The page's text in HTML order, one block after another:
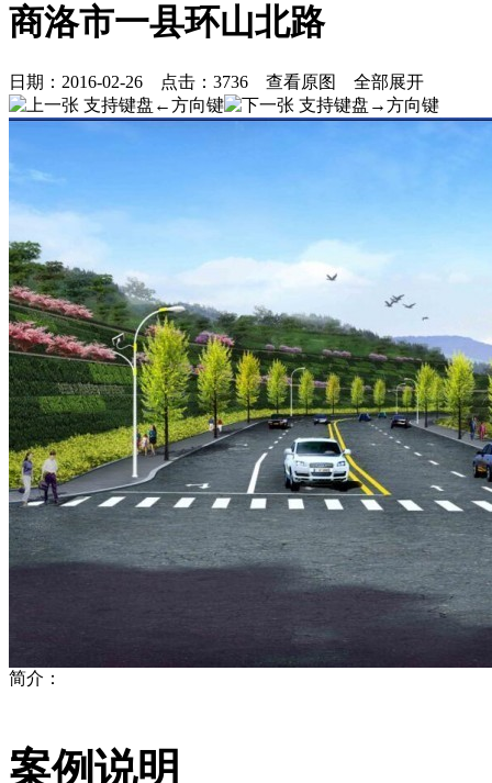
商洛市一县环山北路
日期： 2016-02-26 点击： 3736 查看原图 全部展开
简介：
案例说明